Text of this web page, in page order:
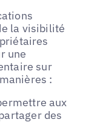
la visibilité
une
sur
:
aux
des